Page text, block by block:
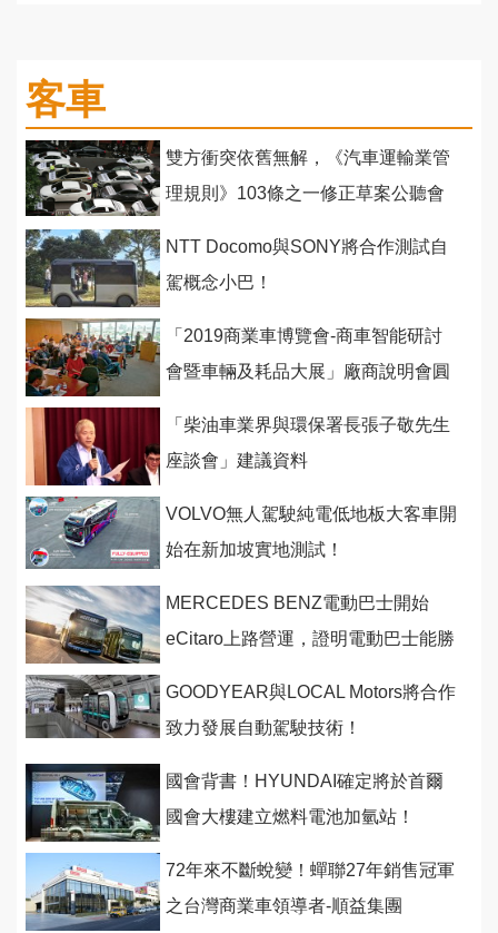
客車
雙方衝突依舊無解，《汽車運輸業管
理規則》103條之一修正草案公聽會
NTT Docomo與SONY將合作測試自
駕概念小巴！
「2019商業車博覽會-商車智能研討
會暨車輛及耗品大展」廠商說明會圓
「柴油車業界與環保署長張子敬先生
座談會」建議資料
VOLVO無人駕駛純電低地板大客車開
始在新加坡實地測試！
MERCEDES BENZ電動巴士開始
eCitaro上路營運，證明電動巴士能勝
GOODYEAR與LOCAL Motors將合作
致力發展自動駕駛技術！
國會背書！HYUNDAI確定將於首爾
國會大樓建立燃料電池加氫站！
72年來不斷蛻變！蟬聯27年銷售冠軍
之台灣商業車領導者-順益集團